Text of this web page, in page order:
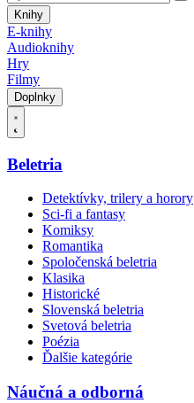
Knihy
E-knihy
Audioknihy
Hry
Filmy
Doplnky
Beletria
Detektívky, trilery a horory
Sci-fi a fantasy
Komiksy
Romantika
Spoločenská beletria
Klasika
Historické
Slovenská beletria
Svetová beletria
Poézia
Ďalšie kategórie
Náučná a odborná